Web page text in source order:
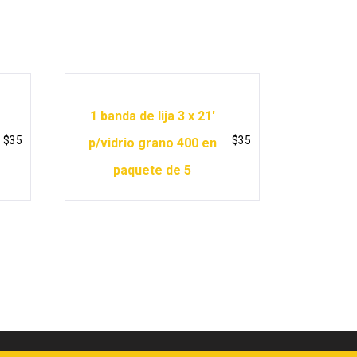
$35
1 banda de lija 3 x 21′
p/vidrio grano 400 en
paquete de 5
$35